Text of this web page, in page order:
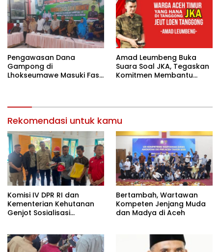
Pengawasan Dana
Gampong di
Lhokseumawe Masuki Fase
Amad Leumbeng Buka
Suara Soal JKA, Tegaskan
Komitmen Membantu
Rekomendasi untuk kamu
Komisi IV DPR RI dan
Kementerian Kehutanan
Genjot Sosialisasi
Bertambah, Wartawan
Kompeten Jenjang Muda
dan Madya di Aceh